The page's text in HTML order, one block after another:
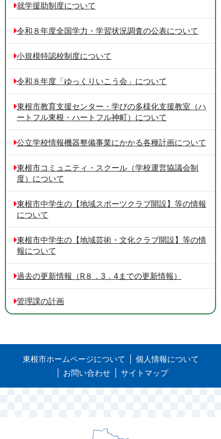
就学援助制度について
令和８年度全国学力・学習状況調査の公表について
小規模特認校制度について
令和８年度「ゆっくりいこう会」について
東根市教育支援センター・学びの多様化支援教室（ハ
ートフル東根・ハートフル神町）について
公立学校情報機器整備事業にかかる各種計画について
東根市コミュニティ・スクール（学校運営協議会制
度）について
東根市中学生の【地域スポーツクラブ開設】等の情報
について
東根市中学生の【地域芸術・文化クラブ開設】等の情
報について
過去の更新情報（R８．3．4までの更新情報）
管理課の計画
東根市ホームページについて
個人情報について
お問い合わせ
サイトマップ